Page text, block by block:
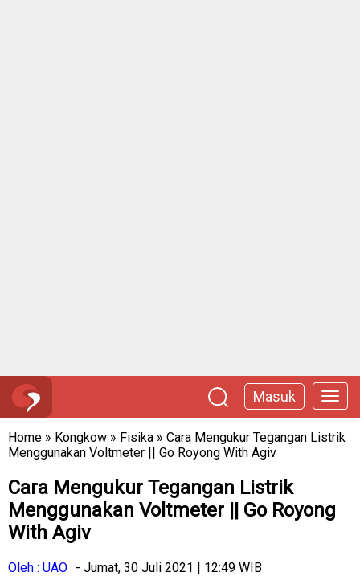
Masuk
Home » Kongkow » Fisika » Cara Mengukur Tegangan Listrik
Menggunakan Voltmeter || Go Royong With Agiv
Cara Mengukur Tegangan Listrik
Menggunakan Voltmeter || Go Royong
With Agiv
Oleh : UAO - Jumat, 30 Juli 2021 | 12:49 WIB